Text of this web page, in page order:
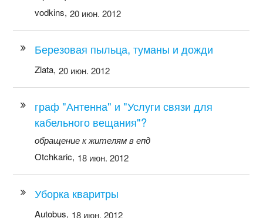
vodkins, 20 июн. 2012
Березовая пыльца, туманы и дожди
Zlata, 20 июн. 2012
граф "Антенна" и "Услуги связи для
кабельного вещания"?
обращение к жителям в епд
Otchkaric, 18 июн. 2012
Уборка кваритры
Autobus, 18 июн. 2012